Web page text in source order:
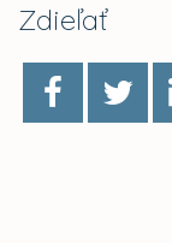
Zdieľať